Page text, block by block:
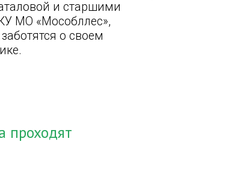
и старшими
МО «Мособллес»,
о своем
проходят